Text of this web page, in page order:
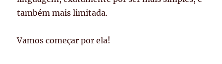
também mais limitada.
Vamos começar por ela!